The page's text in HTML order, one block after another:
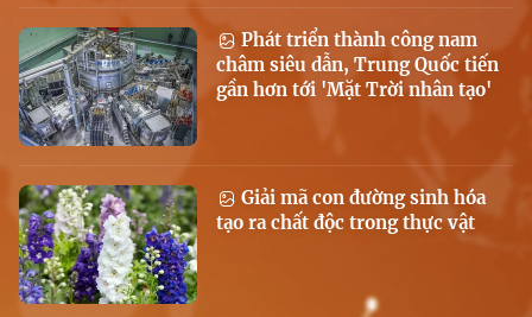
Phát triển thành công nam
châm siêu dẫn, Trung Quốc tiến
gần hơn tới 'Mặt Trời nhân tạo'
Giải mã con đường sinh hóa
tạo ra chất độc trong thực vật